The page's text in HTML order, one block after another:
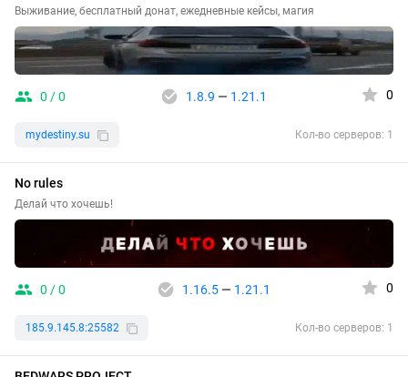
Выживание, бесплатный донат, ежедневные кейсы, магия
0 / 0 1.8.9 — 1.21.1 0
mydestiny.su Кол-во серверов: 1
No rules
Делай что хочешь!
0 / 0 1.16.5— 1.21.1 0
185.9.145.8:25582 Кол-во серверов: 1